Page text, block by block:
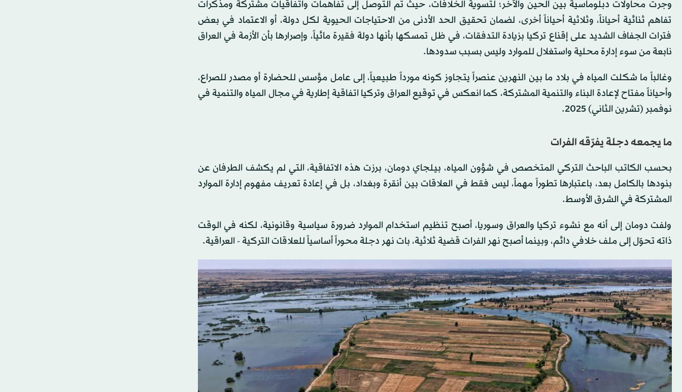
وجرت محاولات دبلوماسية بين الحين والآخر؛ لتسوية الخلافات، حيث تم التوصل إلى تفاهمات واتفاقيات مشتركة ومذكرات
تفاهم ثنائية أحياناً، وثلاثية أحياناً أخرى، لضمان تحقيق الحد الأدنى من الاحتياجات الحيوية لكل دولة، أو الاعتماد في بعض
فترات الجفاف الشديد على إقناع تركيا بزيادة التدفقات، في ظل تمسكها بأنها دولة فقيرة مائياً، وإصرارها بأن الأزمة في العراق
نابعة من سوء إدارة محلية واستغلال للموارد وليس بسبب سدودها.
وغالباً ما شكلت المياه في بلاد ما بين النهرين عنصراً يتجاوز كونه مورداً طبيعياً، إلى عامل مؤسس للحضارة أو مصدر للصراع،
وأحياناً مفتاح لإعادة البناء والتنمية المشتركة، كما انعكس في توقيع العراق وتركيا اتفاقية إطارية في مجال المياه والتنمية في
نوفمبر (تشرين الثاني) 2025.
ما يجمعه دجلة يفرّقه الفرات
بحسب الكاتب الباحث التركي المتخصص في شؤون المياه، بيلجاي دومان، برزت هذه الاتفاقية، التي لم يكشف الطرفان عن
بنودها بالكامل بعد، باعتبارها تطوراً مهماً، ليس فقط في العلاقات بين أنقرة وبغداد، بل في إعادة تعريف مفهوم إدارة الموارد
المشتركة في الشرق الأوسط.
ولفت دومان إلى أنه مع نشوء تركيا والعراق وسوريا، أصبح تنظيم استخدام الموارد ضرورة سياسية وقانونية، لكنه في الوقت
ذاته تحوّل إلى ملف خلافي دائم، وبينما أصبح نهر الفرات قضية ثلاثية، بات نهر دجلة محوراً أساسياً للعلاقات التركية - العراقية.